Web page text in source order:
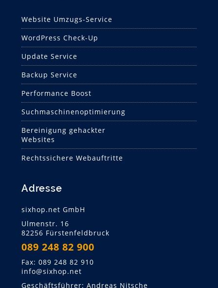
Website Umzugs-Service
WordPress Check-Up
Update Service
Backup Service
Performance Boost
Suchmaschinen­optimierung
Bereinigung gehackter
Websites
Rechtssichere Webauftritte
Adresse
sixhop.net GmbH
Ulmenstr. 16
82256 Fürstenfeldbruck
089 248 82 900
Fax: 089 248 82 910
info@sixhop.net
Geschäftsführer: Andreas Nitsche